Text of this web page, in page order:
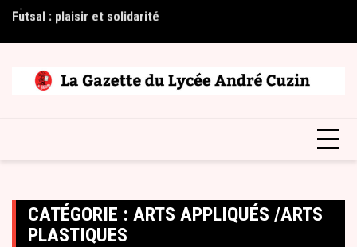
Skip
content
Futsal : plaisir et solidarité
CATÉGORIE : ARTS APPLIQUÉS /ARTS
PLASTIQUES